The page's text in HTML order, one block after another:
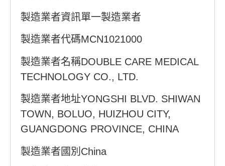
製造業者資訊單一製造業者
製造業者代碼MCN1021000
製造業者名稱DOUBLE CARE MEDICAL
TECHNOLOGY CO., LTD.
製造業者地址YONGSHI BLVD. SHIWAN
TOWN, BOLUO, HUIZHOU CITY,
GUANGDONG PROVINCE, CHINA
製造業者國別China